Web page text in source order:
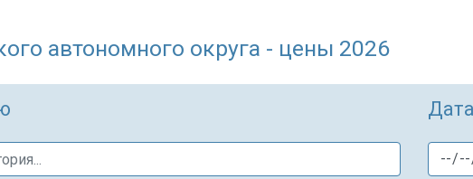
автономного округа - цены 2026